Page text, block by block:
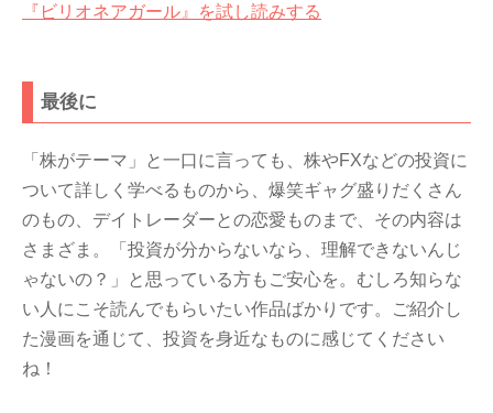
『ビリオネアガール』を試し読みする
最後に
「株がテーマ」と一口に言っても、株やFXなどの投資に
ついて詳しく学べるものから、爆笑ギャグ盛りだくさん
のもの、デイトレーダーとの恋愛ものまで、その内容は
さまざま。「投資が分からないなら、理解できないんじ
ゃないの？」と思っている方もご安心を。むしろ知らな
い人にこそ読んでもらいたい作品ばかりです。ご紹介し
た漫画を通じて、投資を身近なものに感じてください
ね！